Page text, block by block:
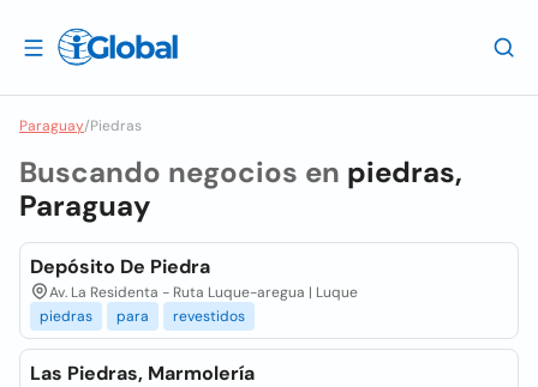
Paraguay/Piedras
Buscando negocios en piedras,
Paraguay
Depósito De Piedra
Av. La Residenta - Ruta Luque-aregua | Luque
piedras
para revestidos
Las Piedras, Marmolería